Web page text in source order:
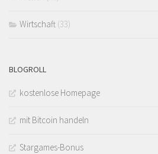
Wirtschaft (33)
BLOGROLL
kostenlose Homepage
mit Bitcoin handeln
Stargames-Bonus